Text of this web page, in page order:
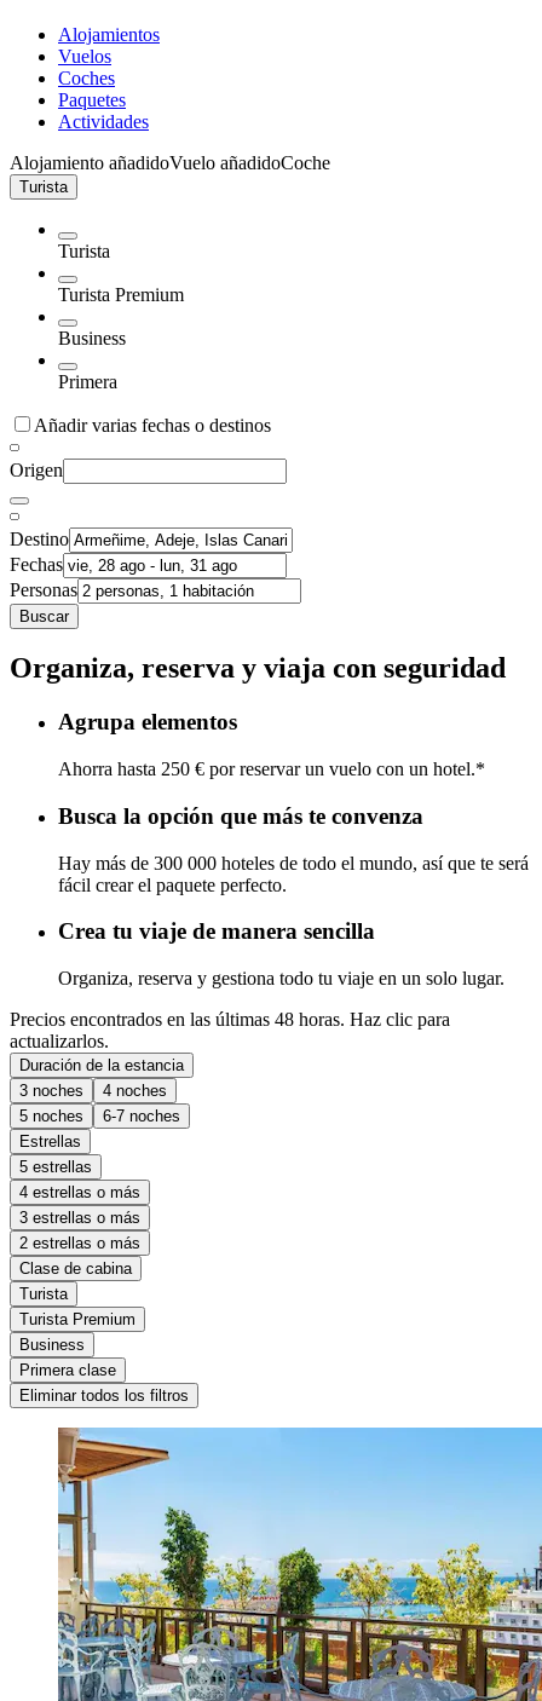
Alojamientos
Vuelos
Coches
Paquetes
Actividades
Alojamiento añadidoVuelo añadidoCoche
Turista
Turista
Turista Premium
Business
Primera
Añadir varias fechas o destinos
Origen
Destino
Fechas
Personas
Buscar
Organiza, reserva y viaja con seguridad
Agrupa elementos
Ahorra hasta 250 € por reservar un vuelo con un hotel.*
Busca la opción que más te convenza
Hay más de 300 000 hoteles de todo el mundo, así que te será
fácil crear el paquete perfecto.
Crea tu viaje de manera sencilla
Organiza, reserva y gestiona todo tu viaje en un solo lugar.
Precios encontrados en las últimas 48 horas. Haz clic para
actualizarlos.
Duración de la estancia
3 noches
4 noches
5 noches
6-7 noches
Estrellas
5 estrellas
4 estrellas o más
3 estrellas o más
2 estrellas o más
Clase de cabina
Turista
Turista Premium
Business
Primera clase
Eliminar todos los filtros